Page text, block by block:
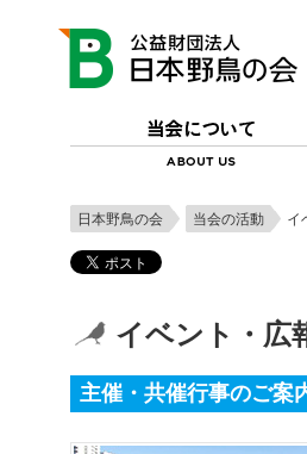
日本野鳥の会 当会の活動 イ
イベント・広
主催・共催行事のご案